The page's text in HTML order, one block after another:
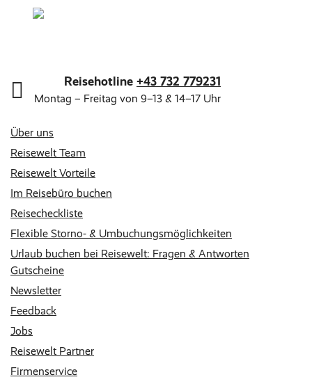
Über uns
Reisewelt Team
Reisewelt Vorteile
Im Reisebüro buchen
Reisecheckliste
Flexible Storno- & Umbuchungsmöglichkeiten
Urlaub buchen bei Reisewelt: Fragen & Antworten
Gutscheine
Newsletter
Feedback
Jobs
Reisewelt Partner
Firmenservice
Reisehotline +43 732 779231
Montag – Freitag von 9–13 & 14–17 Uhr